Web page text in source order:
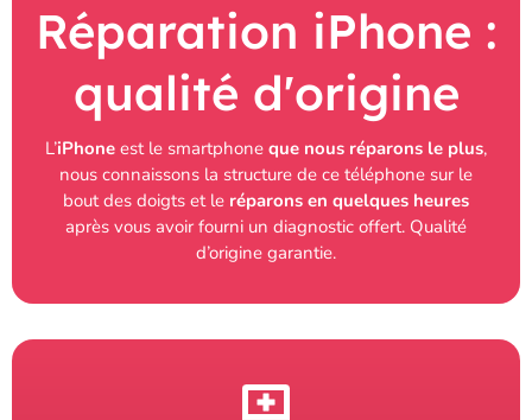
Réparation iPhone :
qualité d'origine
L’iPhone est le smartphone que nous réparons le plus,
nous connaissons la structure de ce téléphone sur le
bout des doigts et le réparons en quelques heures
après vous avoir fourni un diagnostic offert. Qualité
d’origine garantie.